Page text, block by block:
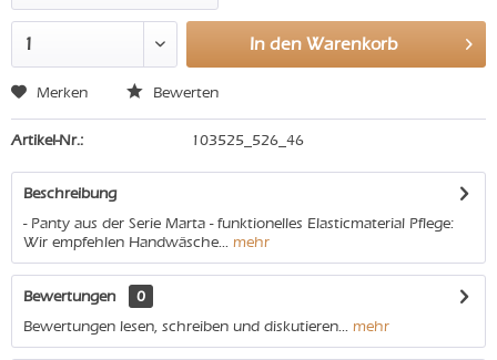
In den Warenkorb
Merken Bewerten
Artikel-Nr.: 103525_526_46
Beschreibung
- Panty aus der Serie Marta - funktionelles Elasticmaterial Pflege:
Wir empfehlen Handwäsche... mehr
Bewertungen
0
Bewertungen lesen, schreiben und diskutieren... mehr